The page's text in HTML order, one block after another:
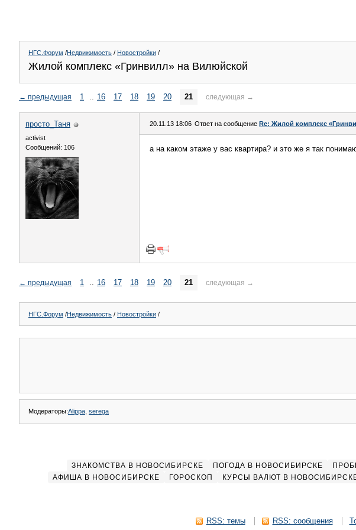
НГС.Форум /Недвижимость / Новостройки /
Жилой комплекс «Гринвилл» на Вилюйской
← предыдущая 1 .. 16 17 18 19 20 21 следующая →
просто_Таня
activist
Сообщений: 106
20.11.13 18:06 Ответ на сообщение Re: Жилой комплекс
а на каком этаже у вас квартира? и это же я так
← предыдущая 1 .. 16 17 18 19 20 21 следующая →
НГС.Форум /Недвижимость / Новостройки /
Модераторы:Alippa serega
ЗНАКОМСТВА В НОВОСИБИРСКЕ ПОГОДА В НОВОСИБИРСКЕ
АФИША В НОВОСИБИРСКЕ
ГОРОСКОП КУРСЫ ВАЛЮТ В
RSS: темы RSS: сообщения